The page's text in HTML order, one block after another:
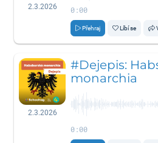
2.3.2026 0:00
Přehraj Líbí se
2.3.2026
#Dejepis:
monarchia
0:00